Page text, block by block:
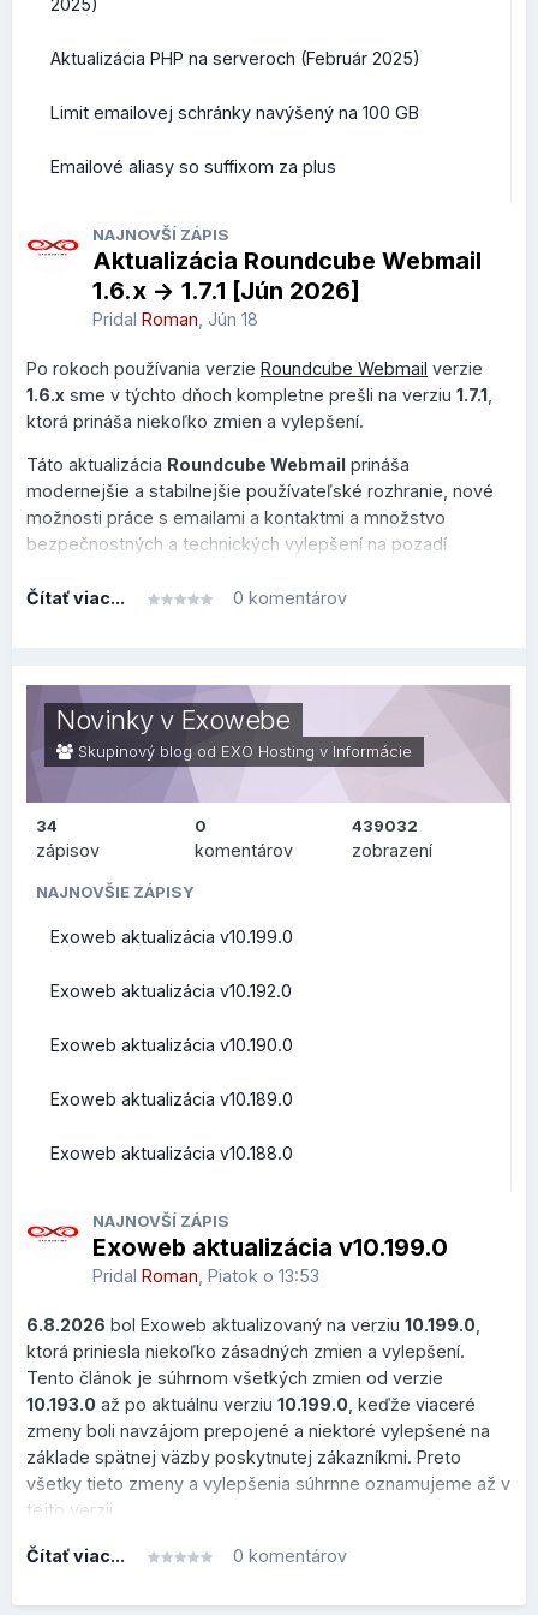
Aktualizácia PHP na serveroch (Február 2025)
Limit emailovej schránky navýšený na 100 GB
Emailové aliasy so suffixom za plus
NAJNOVŠÍ ZÁPIS
Aktualizácia Roundcube Webmail
1.6.x -> 1.7.1 [Jún 2026]
Pridal Roman Jún 18
Po rokoch používania verzie Roundcube Webmail verzie
1.6.x sme v týchto dňoch kompletne prešli na verziu 1.7.1
ktorá prináša niekoľko zmien a vylepšení.
Táto aktualizácia Roundcube Webmail prináša
modernejšie a stabilnejšie používateľské rozhranie, nové
možnosti práce s emailami a kontaktmi a množstvo
bezpečnostných a technických vylepšení na pozadí
oblasti IT), v druhej sekcii je prehľad, čo sa zmenilo na
bežnej používateľskej úrovni.
ZMENY PRE
POUŽÍVATEĽOV (FRONT-
END)
Roundcube Webmail
V zozname správ pribudlo novéQuick Actions menu
ktoré sa zobrazí po prejdení kurzorom myši nad správou.
otvorenia emailu.
Čo to prináša?
menej kliknutí,
rýchlejšie triedenie pošty,
pohodlnejšia práca vo veľkých schránkach.
Dostupné sú akcie:
presun do koša (vymažete zbytočný email bez toho,
označenie vlajkou (zvýrazníte si správu, ak
Čítať viac... 0 komentárov
Novinky v Exowebe
Skupinový blog od EXO Hosting v Informácie
34
zápisov
0
komentárov
439032
zobrazení
NAJNOVŠIE ZÁPISY
Exoweb aktualizácia v10.199.0
Exoweb aktualizácia v10.192.0
Exoweb aktualizácia v10.190.0
Exoweb aktualizácia v10.189.0
Exoweb aktualizácia v10.188.0
NAJNOVŠÍ ZÁPIS
Exoweb aktualizácia v10.199.0
Pridal Roman Piatok o 13:53
6.8.2026 bol Exoweb aktualizovaný na verziu 10.199.0
ktorá priniesla niekoľko zásadných zmien a vylepšení.
Tento článok je súhrnom všetkých zmien od verzie
10.193.0 až po aktuálnu verziu 10.199.0 , keďže viaceré
zmeny boli navzájom prepojené a niektoré vylepšené na
základe spätnej väzby poskytnutej zákazníkmi. Preto
všetky tieto zmeny a vylepšenia súhrnne oznamujeme až v
tejto verzii.
Čítať viac... 0 komentárov